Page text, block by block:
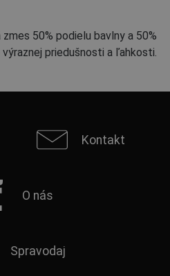
50% podielu bavlny a 50%
priedušnosti a ľahkosti.
Kontakt
O nás
Spravodaj